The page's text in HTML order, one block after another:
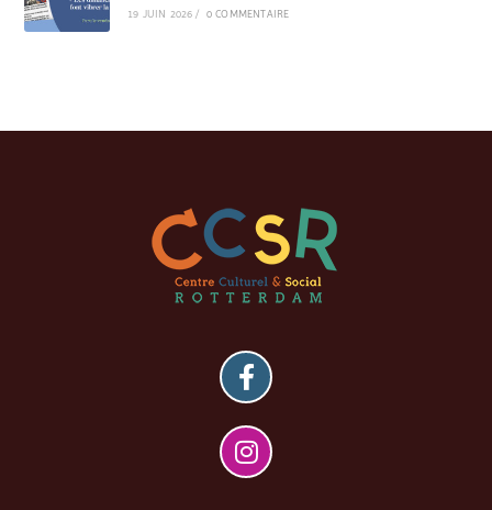
19 JUIN 2026 / 0 COMMENTAIRE